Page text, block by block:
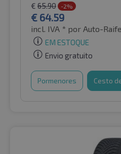
€ 65.90 -2%
€ 64.59
incl. IVA * por Auto-
EM ESTOQUE
Envio gratuito
Pormenores Cesto